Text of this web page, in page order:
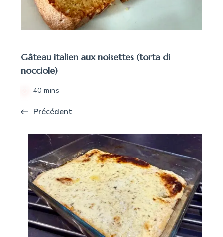
Gâteau italien aux noisettes (torta di
nocciole)
40 mins
Précédent